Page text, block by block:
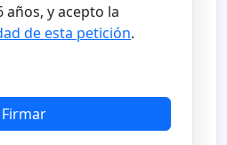
años, y acepto la
de esta petición.
Firmar